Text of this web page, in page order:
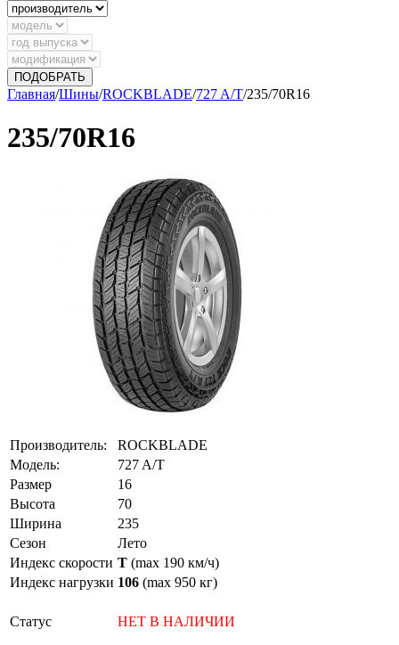
ПОДОБРАТЬ
Главная/Шины/ROCKBLADE/727 A/T/235/70R16
235/70R16
Производитель:
ROCKBLADE
Модель:
727 A/T
Размер
16
Высота
70
Ширина
235
Сезон
Лето
Индекс скорости T (max 190 км/ч)
Индекс нагрузки 106 (max 950 кг)
Статус НЕТ В НАЛИЧИИ